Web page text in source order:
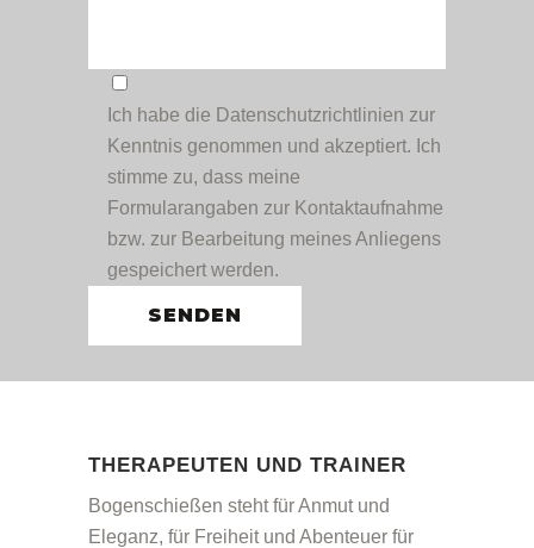
Ich habe die Datenschutzrichtlinien zur
Kenntnis genommen und akzeptiert. Ich
stimme zu, dass meine
Formularangaben zur Kontaktaufnahme
bzw. zur Bearbeitung meines Anliegens
gespeichert werden.
THERAPEUTEN UND TRAINER
Bogenschießen steht für Anmut und
Eleganz, für Freiheit und Abenteuer für